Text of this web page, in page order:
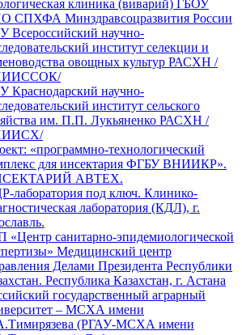
клиника (виварий) ГБОУ
СПХФА Минздравсоцразвития России
Всероссийский научно-
институт селекции и
овощных культур РАСХН /
Краснодарский научно-
институт сельского
им. П.П. Лукьяненко РАСХН /
«программно-технологический
для инсектария ФГБУ ВНИИКР».
АВТЕХ.
лаборатория под ключ. Клинико-
лаборатория (КДЛ), г.
«Центр санитарно-эпидемиологической
Медицинский центр
Делами Президента Республики
Республика Казахстан, г. Астана
государственный аграрный
– МСХА имени
(РГАУ-МСХА имени